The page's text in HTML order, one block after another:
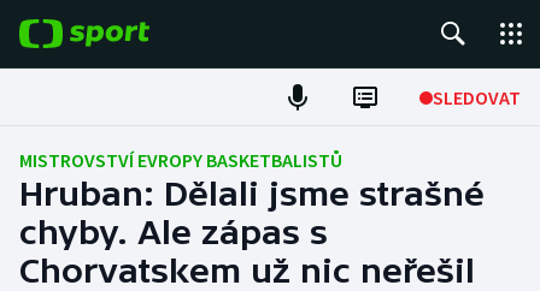
SLEDOVAT
Fotbal
Hokej
Tenis
MISTROVSTVÍ EVROPY BASKETBALISTŮ
Hruban: Dělali jsme strašné
chyby. Ale zápas s
Chorvatskem už nic neřešil